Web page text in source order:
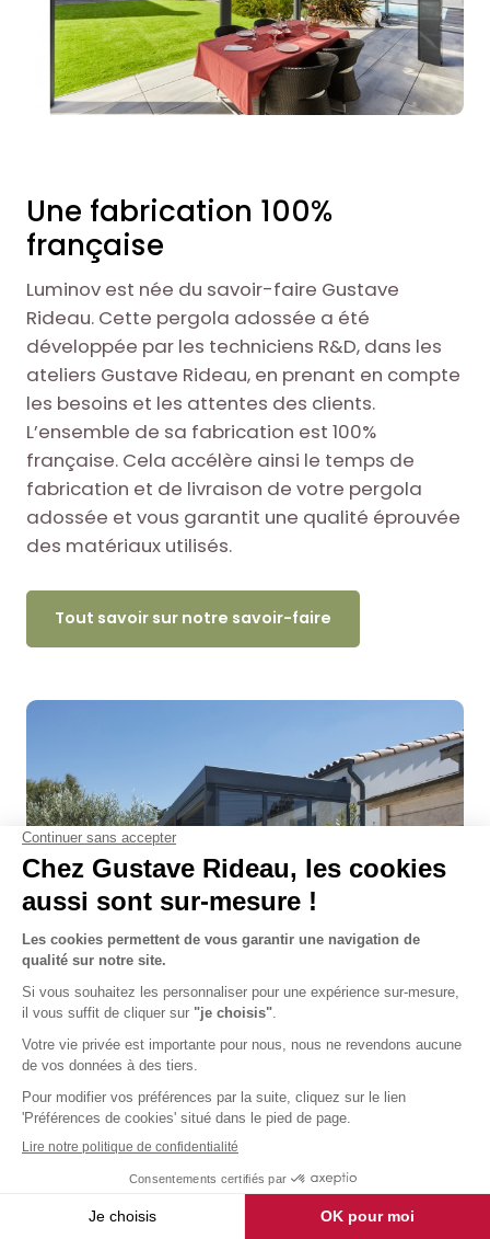
Une fabrication 100%
française
Luminov est née du savoir-faire Gustave
Rideau. Cette pergola adossée a été
développée par les techniciens R&D, dans les
ateliers Gustave Rideau, en prenant en compte
les besoins et les attentes des clients.
L’ensemble de sa fabrication est 100%
française. Cela accélère ainsi le temps de
fabrication et de livraison de votre pergola
adossée et vous garantit une qualité éprouvée
des matériaux utilisés.
Tout savoir sur notre savoir-faire